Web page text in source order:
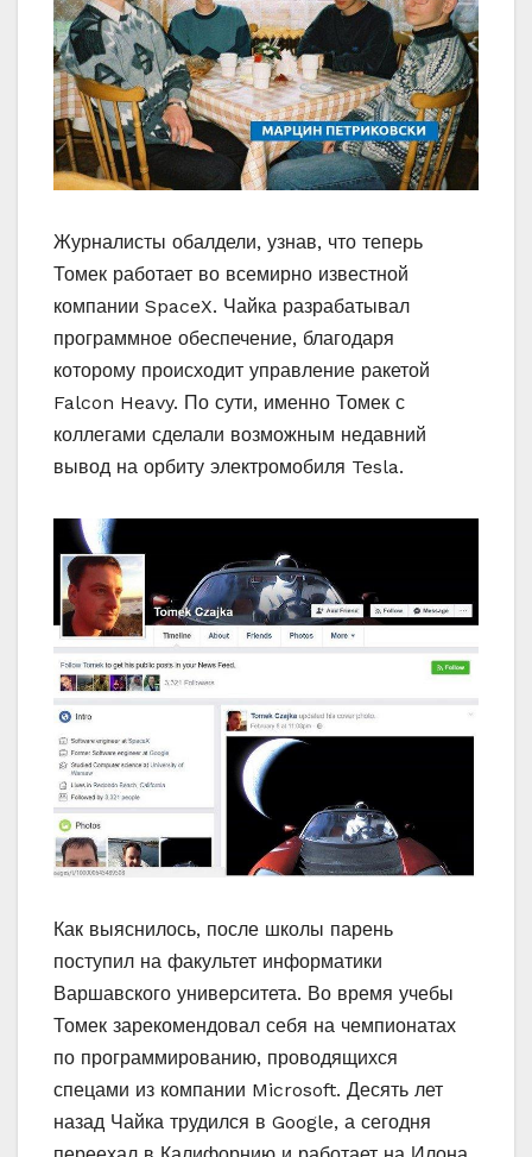
Журналисты обалдели, узнав, что теперь
Томек работает во всемирно известной
компании SpaceX. Чайка разрабатывал
программное обеспечение, благодаря
которому происходит управление ракетой
Falcon Heavy. По сути, именно Томек с
коллегами сделали возможным недавний
вывод на орбиту электромобиля Tesla.
Как выяснилось, после школы парень
поступил на факультет информатики
Варшавского университета. Во время учебы
Томек зарекомендовал себя на чемпионатах
по программированию, проводящихся
спецами из компании Microsoft. Десять лет
назад Чайка трудился в Google, а сегодня